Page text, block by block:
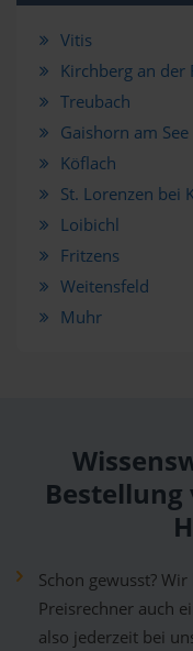
Vitis
Kirchberg an der
Treubach
Gaishorn am See
Köflach
St. Lorenzen bei
Loibichl
Fritzens
Weitensfeld
Muhr
Bestellung
Schon gewusst?
Preisrechner auch
also jederzeit bei